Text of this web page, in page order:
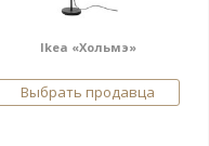
Ikea «Хольмэ»
Выбрать продавца